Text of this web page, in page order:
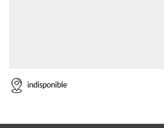
indisponible